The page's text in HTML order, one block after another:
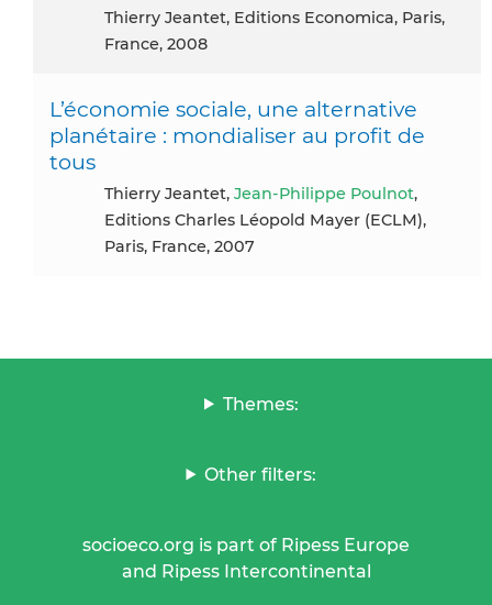
Thierry Jeantet, Editions Economica, Paris,
France, 2008
L’économie sociale, une alternative
planétaire : mondialiser au profit de
tous
Thierry Jeantet, Jean-Philippe Poulnot,
Editions Charles Léopold Mayer (ECLM),
Paris, France, 2007
Themes:
Other filters:
socioeco.org is part of Ripess Europe
and Ripess Intercontinental